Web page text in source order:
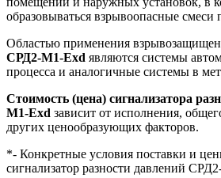
образовываться взрывоопасные смеси
Областью применения
СРД2-М1-Exd являются системы
процесса и аналогичные системы в
Стоимость (цена) сигнализатора
М1-Exd зависит от исполнения,
других ценообразующих факторов.
*- Конкретные условия поставки и
сигнализатор разности давлений